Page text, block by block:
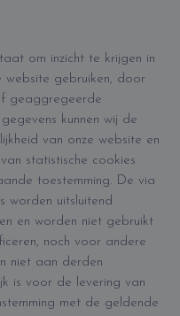
om inzicht te krijgen in
website gebruiken, door
geaggregeerde
kunnen wij de
van onze website en
statistische cookies
toestemming. De via
worden uitsluitend
en worden niet gebruikt
noch voor andere
niet aan derden
is voor de levering van
met de geldende